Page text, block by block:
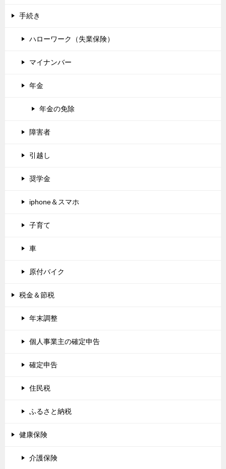
手続き
ハローワーク（失業保険）
マイナンバー
年金
年金の免除
障害者
引越し
奨学金
iphone＆スマホ
子育て
車
原付バイク
税金＆節税
年末調整
個人事業主の確定申告
確定申告
住民税
ふるさと納税
健康保険
介護保険